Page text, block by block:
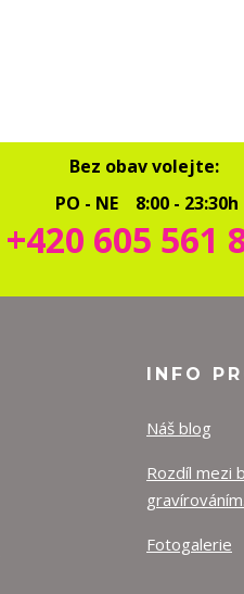
Bez obav volejte:
PO - NE 8:00 - 23:30h
+420 605 561
INFO
Náš blog
Rozdíl mezi
Fotogalerie